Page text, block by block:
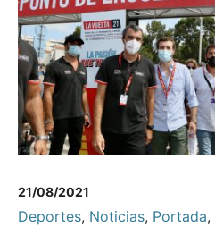
21/08/2021
Deportes, Noticias, Portada,